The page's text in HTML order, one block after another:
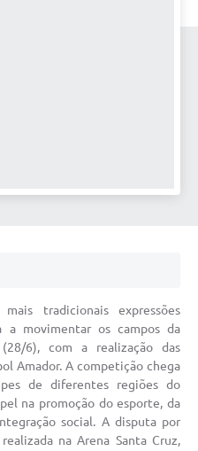
tradicionais expressões
a movimentar os campos da
6), com a realização das
Amador. A competição chega
de diferentes regiões do
na promoção do esporte, da
social. A disputa por
na Arena Santa Cruz,